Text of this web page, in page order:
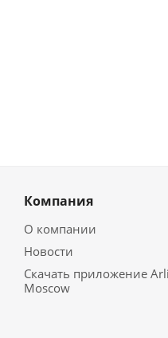
Компания
О компании
Новости
Скачать приложение
Moscow